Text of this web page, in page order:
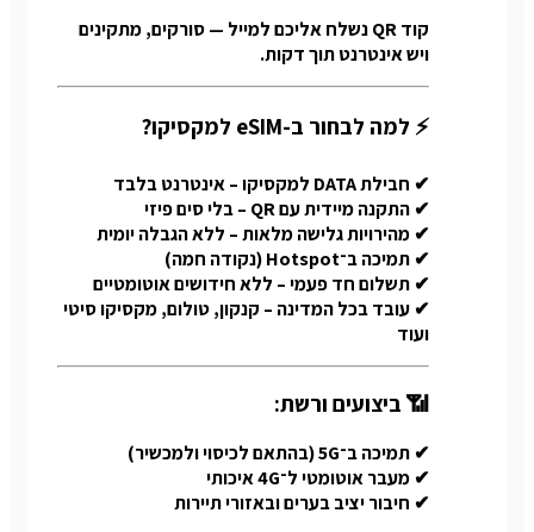
קוד QR נשלח אליכם למייל — סורקים, מתקינים
ויש אינטרנט תוך דקות.
⚡ למה לבחור ב-eSIM למקסיקו?
✔ חבילת DATA למקסיקו – אינטרנט בלבד
✔ התקנה מיידית עם QR – בלי סים פיזי
✔ מהירויות גלישה מלאות – ללא הגבלה יומית
✔ תמיכה ב־Hotspot (נקודה חמה)
✔ תשלום חד פעמי – ללא חידושים אוטומטיים
✔ עובד בכל המדינה – קנקון, טולום, מקסיקו סיטי
ועוד
📶 ביצועים ורשת:
✔ תמיכה ב־5G (בהתאם לכיסוי ולמכשיר)
✔ מעבר אוטומטי ל־4G איכותי
✔ חיבור יציב בערים ובאזורי תיירות